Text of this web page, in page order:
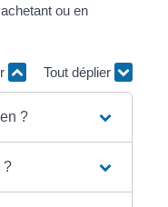
ou en
Tout déplier
?
?